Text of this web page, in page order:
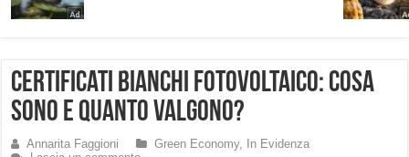
Certificati bianchi Fotovoltaico: cosa
sono e quanto valgono?
Annarita Faggioni Green Economy,
In Evidenza